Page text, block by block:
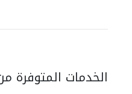
الخدمات المتوفرة